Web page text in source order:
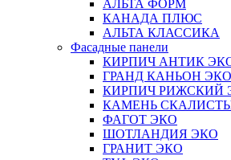
АЛЬТА ФОРМ
КАНАДА ПЛЮС
АЛЬТА КЛАССИКА
Фасадные панели
КИРПИЧ АНТИК
ГРАНД КАНЬОН ЭКО
КИРПИЧ РИЖСКИЙ
КАМЕНЬ
ФАГОТ ЭКО
ШОТЛАНДИЯ ЭКО
ГРАНИТ ЭКО